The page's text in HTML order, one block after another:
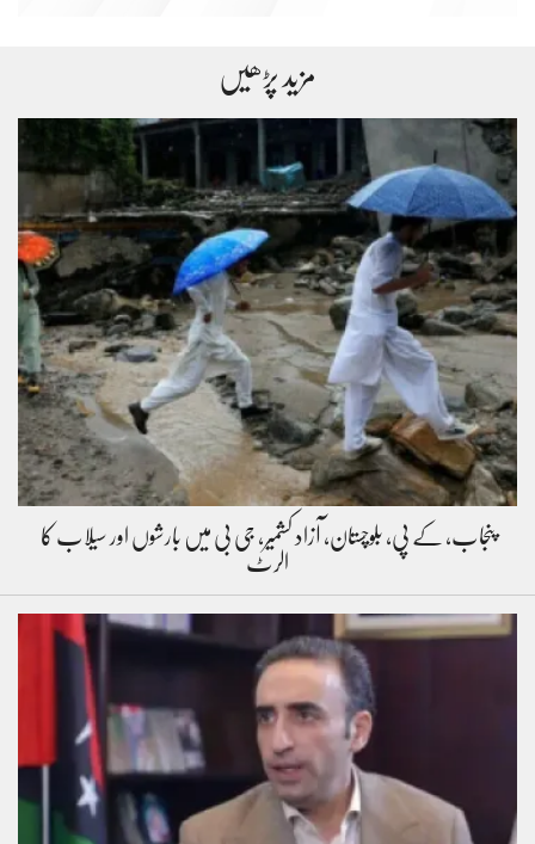
مزید پڑھیں
پنجاب، کے پی، بلوچستان، آزاد کشمیر، جی بی میں بارشوں اور سیلاب کا
الرٹ